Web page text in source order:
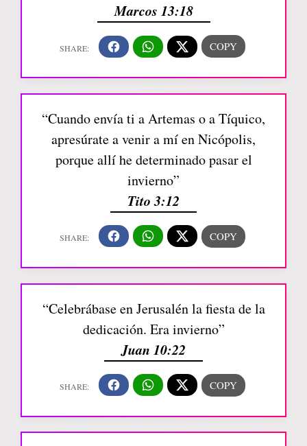
Marcos 13:18
“Cuando envía ti a Artemas o a Tíquico,
apresúrate a venir a mí en Nicópolis,
porque allí he determinado pasar el
invierno”
Tito 3:12
“Celebrábase en Jerusalén la fiesta de la
dedicación. Era invierno”
Juan 10:22